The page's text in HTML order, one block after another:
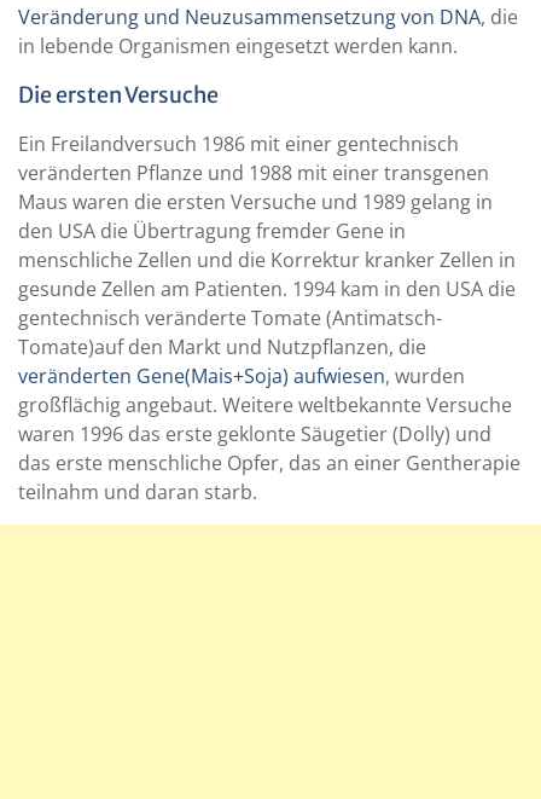
Veränderung und Neuzusammensetzung von DNA, die
in lebende Organismen eingesetzt werden kann.
Die ersten Versuche
Ein Freilandversuch 1986 mit einer gentechnisch
veränderten Pflanze und 1988 mit einer transgenen
Maus waren die ersten Versuche und 1989 gelang in
den USA die Übertragung fremder Gene in
menschliche Zellen und die Korrektur kranker Zellen in
gesunde Zellen am Patienten. 1994 kam in den USA die
gentechnisch veränderte Tomate (Antimatsch-
Tomate)auf den Markt und Nutzpflanzen, die
veränderten Gene(Mais+Soja) aufwiesen, wurden
großflächig angebaut. Weitere weltbekannte Versuche
waren 1996 das erste geklonte Säugetier (Dolly) und
das erste menschliche Opfer, das an einer Gentherapie
teilnahm und daran starb.